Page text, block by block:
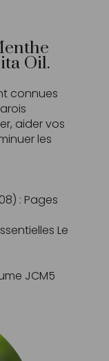
Oil.
connues
aider vos
les
: Pages
Le
JCM5